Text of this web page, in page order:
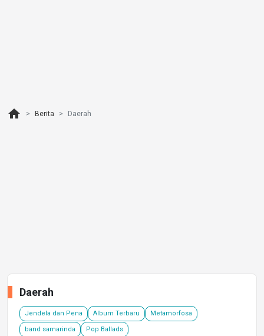
home Berita Daerah
Daerah
Jendela dan Pena Album Terbaru Metamorfosa
band samarinda Pop Ballads